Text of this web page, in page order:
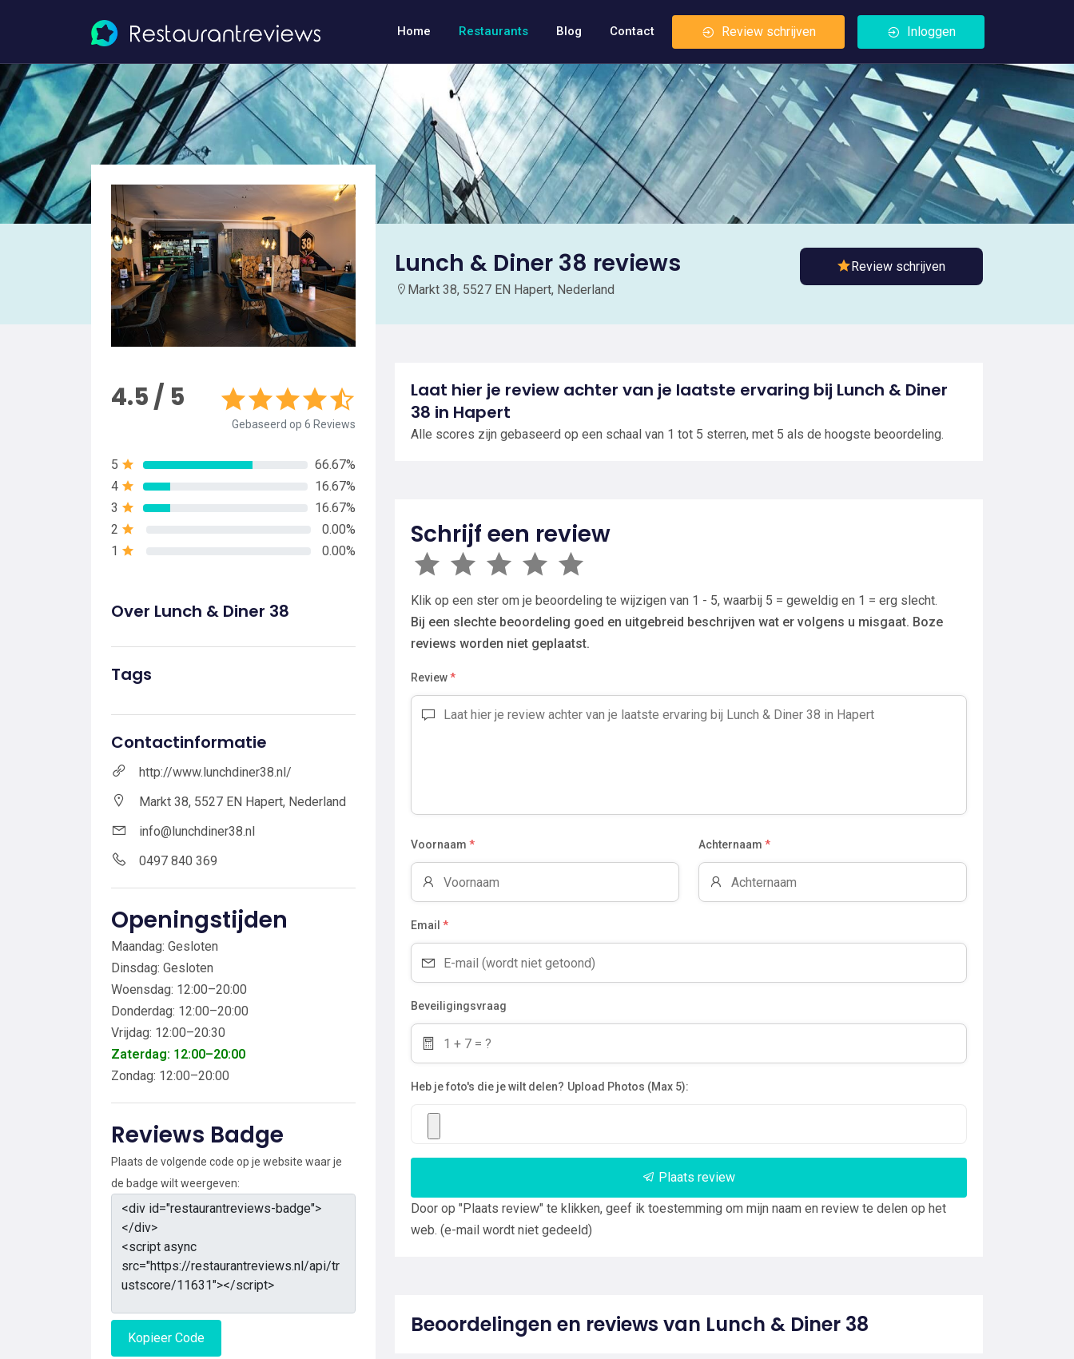
Home Restaurants Blog Contact Review schrijven Inloggen
Lunch & Diner 38 reviews
Markt 38, 5527 EN Hapert, Nederland
Review schrijven
4.5 / 5
Gebaseerd op 6 Reviews
5
66.67%
4
16.67%
3
16.67%
2
0.00%
1
0.00%
Over Lunch & Diner 38
Tags
Contactinformatie
http://www.lunchdiner38.nl/
Markt 38, 5527 EN Hapert, Nederland
info@lunchdiner38.nl
0497 840 369
Openingstijden
Maandag: Gesloten
Dinsdag: Gesloten
Woensdag: 12:00–20:00
Donderdag: 12:00–20:00
Vrijdag: 12:00–20:30
Zaterdag: 12:00–20:00
Zondag: 12:00–20:00
Reviews Badge
Plaats de volgende code op je website waar je
de badge wilt weergeven:
Kopieer Code
Laat hier je review achter van je laatste ervaring bij Lunch & Diner
38 in Hapert
Alle scores zijn gebaseerd op een schaal van 1 tot 5 sterren, met 5 als de hoogste beoordeling.
Schrijf een review
Klik op een ster om je beoordeling te wijzigen van 1 - 5, waarbij 5 = geweldig en 1 = erg slecht.
Bij een slechte beoordeling goed en uitgebreid beschrijven wat er volgens u misgaat. Boze
reviews worden niet geplaatst.
Review*
Voornaam * Achternaam *
Email *
Beveiligingsvraag
Heb je foto's die je wilt delen? Upload Photos (Max 5):
Plaats review
Door op "Plaats review" te klikken, geef ik toestemming om mijn naam en review te delen op het
web. (e-mail wordt niet gedeeld)
Beoordelingen en reviews van Lunch & Diner 38